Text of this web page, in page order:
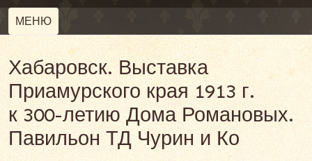
МЕНЮ
Хабаровск. Выставка
Приамурского края 1913 г.
к 300-летию Дома Романовых.
Павильон ТД Чурин и Ко